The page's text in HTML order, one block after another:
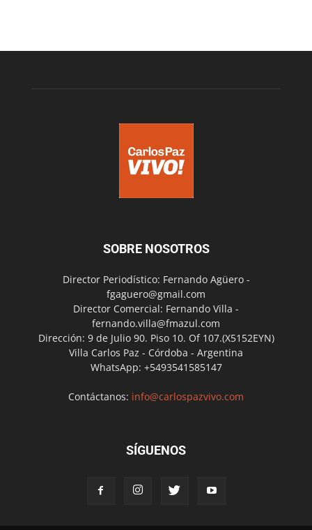
SOBRE NOSOTROS
Director Periodístico: Fernando Agüero -
fgaguero@gmail.com
Director Comercial: Fernando Villa -
fernando.villa@fmazul.com
Dirección: 9 de Julio 90. Piso 10. Of 107.(X5152EYN)
Villa Carlos Paz - Córdoba - Argentina
WhatsApp: +5493541585147
Contáctanos: info@carlospazvivo.com
SÍGUENOS